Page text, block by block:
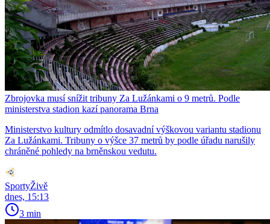
Zbrojovka musí snížit tribuny Za Lužánkami o 9 metrů. Podle
ministerstva stadion kazí panorama Brna
Ministerstvo kultury odmítlo dosavadní výškovou variantu stadionu
Za Lužánkami. Tribuny o výšce 37 metrů by podle úřadu narušily
chráněné pohledy na brněnskou vedutu.
SportyŽivě
dnes, 15:13
3 min